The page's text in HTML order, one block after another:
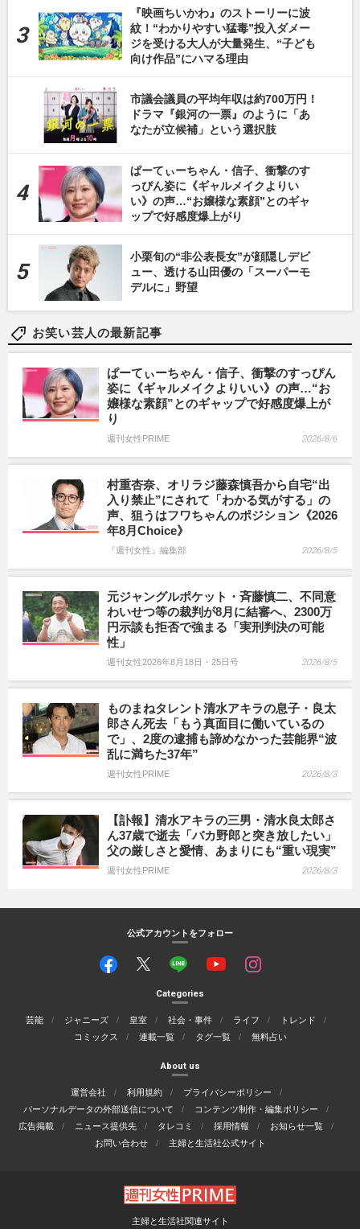
『映画ちいかわ』のストーリーに波
紋！“わかりやすい猛毒”投入ダメー
ジを受ける大人が大量発生、“子ども
向け作品”にハマる理由
市議会議員の平均年収は約700万円！
ドラマ『銀河の一票』のように「あ
なたが立候補」という選択肢
ぱーてぃーちゃん・信子、衝撃のす
っぴん姿に《ギャルメイクよりい
い》の声…“お嬢様な素顔”とのギャ
ップで好感度爆上がり
小栗旬の“非公表長女”が顔隠しデビ
ュー、透ける山田優の「スーパーモ
デルに」野望
お笑い芸人の最新記事
ぱーてぃーちゃん・信子、衝撃のすっぴん
姿に《ギャルメイクよりいい》の声…“お
嬢様な素顔”とのギャップで好感度爆上が
り
週刊女性PRIME 2026/8/6
村重杏奈、オリラジ藤森慎吾から自宅“出
入り禁止”にされて「わかる気がする」の
声、狙うはフワちゃんのポジション《2026
年8月Choice》
『週刊女性』編集部 2026/8/5
元ジャングルポケット・斉藤慎二、不同意
わいせつ等の裁判が8月に結審へ、2300万
円示談も拒否で強まる「実刑判決の可能
性」
週刊女性2026年8月18日・25日号 2026/8/5
ものまねタレント清水アキラの息子・良太
郎さん死去「もう真面目に働いているの
で」、2度の逮捕も諦めなかった芸能界“波
乱に満ちた37年”
週刊女性PRIME 2026/8/3
【訃報】清水アキラの三男・清水良太郎さ
ん37歳で逝去「バカ野郎と突き放したい」
父の厳しさと愛情、あまりにも“重い現実”
週刊女性PRIME 2026/8/3
公式アカウントをフォロー
Categories
芸能 ジャニーズ 皇室 社会・事件 ライフ
トレンド
コミックス
連載一覧 タグ一覧 無料占い
About us
運営会社 利用規約
プライバシーポリシー
パーソナルデータの外部送信について
コンテンツ制作・編集ポリシー
広告掲載
ニュース提供先 タレコミ 採用情報
お知らせ一覧
お問い合わせ
主婦と生活社公式サイト
主婦と生活社関連サイト